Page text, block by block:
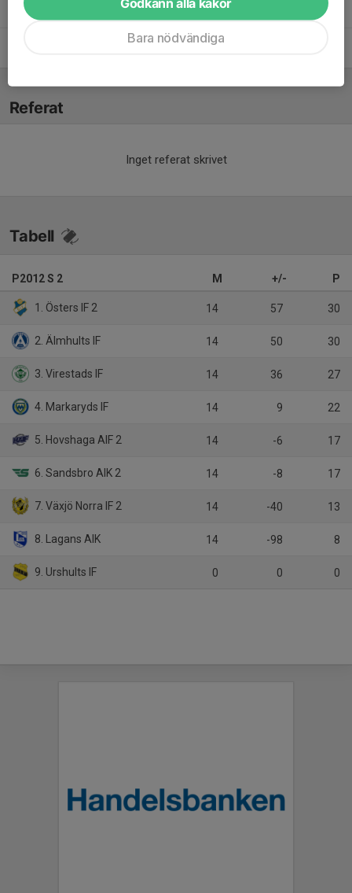
Pontus WebergLedare/Kontaktperson
Referat
Inget referat skrivet
Tabell
P2012 S 2 M +/- P
1. Östers IF 2 14 57 30
2. Älmhults IF 14 50 30
3. Virestads IF 14 36 27
4. Markaryds IF 14 9 22
5. Hovshaga AIF 2 14 -6 17
6. Sandsbro AIK 2 14 -8 17
7. Växjö Norra IF 2 14 -40 13
8. Lagans AIK 14 -98 8
9. Urshults IF 0 0 0
Bara nödvändiga